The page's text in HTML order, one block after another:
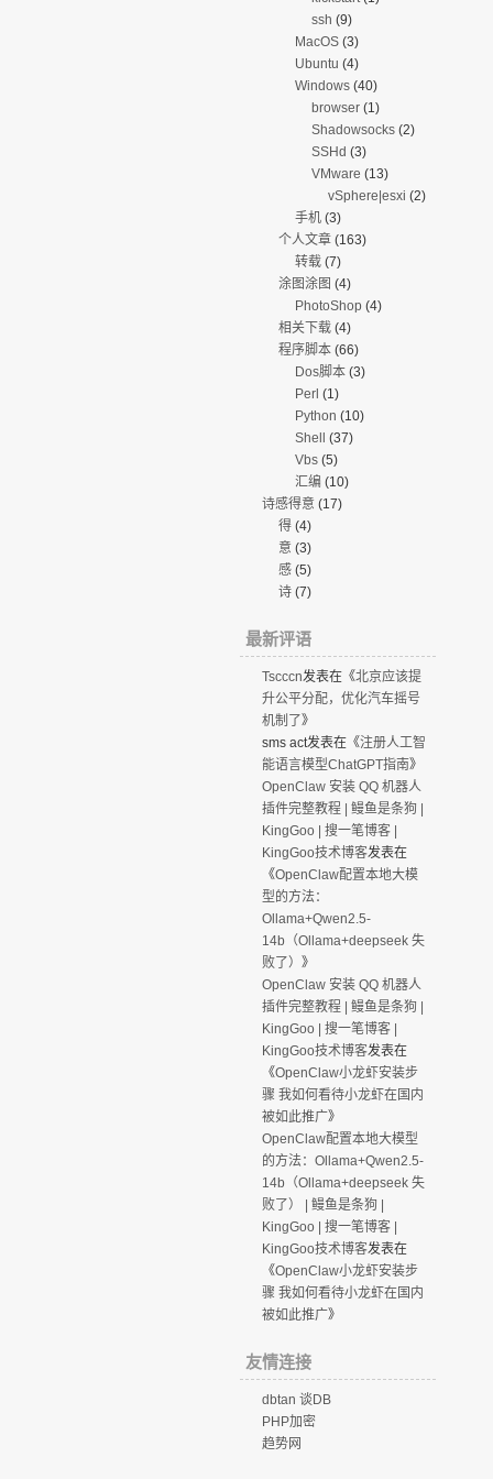
ssh (9)
MacOS(3)
Ubuntu (4)
Windows(40)
browser(1)
Shadowsocks(2)
SSHd (3)
VMware (13)
vSphere|esxi (2)
手机(3)
个人文章(163)
转载(7)
涂图涂图 (4)
PhotoShop(4)
相关下载(4)
程序脚本(66)
Dos脚本(3)
Perl (1)
Python (10)
Shell (37)
Vbs(5)
汇编 (10)
诗感得意(17)
得(4)
意(3)
感(5)
诗(7)
最新评语
Tscccn发表在《北京应该提
升公平分配，优化汽车摇号
机制了》
sms act发表在《注册人工智
能语言模型ChatGPT指南》
OpenClaw 安装 QQ 机器人
插件完整教程 | 鳗鱼是条狗 |
KingGoo | 搜一笔博客 |
KingGoo技术博客发表在
《OpenClaw配置本地大模
型的方法：
Ollama+Qwen2.5-
14b（Ollama+deepseek 失
败了）
》
OpenClaw 安装 QQ 机器人
插件完整教程 | 鳗鱼是条狗 |
KingGoo | 搜一笔博客 |
KingGoo技术博客发表在
《OpenClaw小龙虾安装步
骤 我如何看待小龙虾在国内
被如此推广》
OpenClaw配置本地大模型
的方法：Ollama+Qwen2.5-
14b（Ollama+deepseek 失
败了） | 鳗鱼是条狗 |
KingGoo | 搜一笔博客 |
KingGoo技术博客发表在
《OpenClaw小龙虾安装步
骤 我如何看待小龙虾在国内
被如此推广》
友情连接
dbtan 谈DB
PHP加密
趋势网